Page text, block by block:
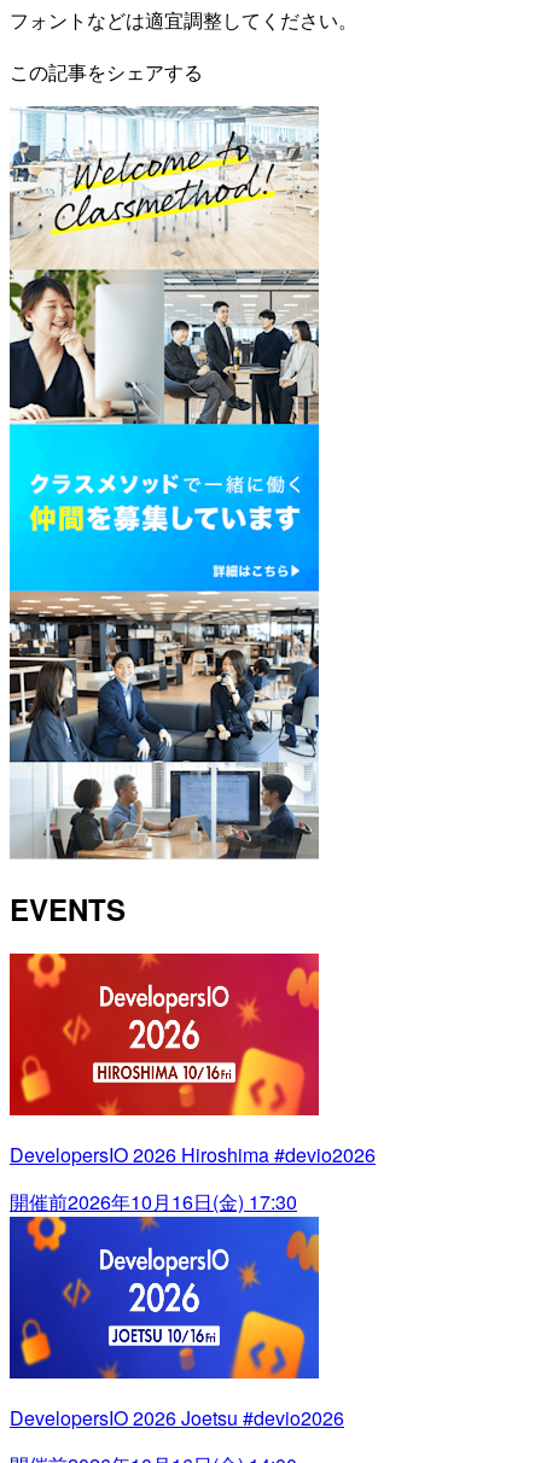
フォントなどは適宜調整してください。
この記事をシェアする
EVENTS
DevelopersIO 2026 Hiroshima #devio2026
開催前2026年10月16日(金) 17:30
DevelopersIO 2026 Joetsu #devio2026